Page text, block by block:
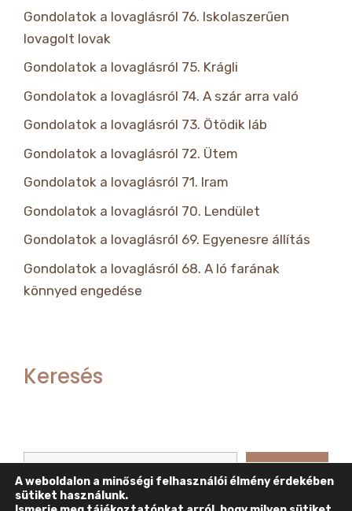
Gondolatok a lovaglásról 76. Iskolaszerűen
lovagolt lovak
Gondolatok a lovaglásról 75. Krágli
Gondolatok a lovaglásról 74. A szár arra való
Gondolatok a lovaglásról 73. Ötödik láb
Gondolatok a lovaglásról 72. Ütem
Gondolatok a lovaglásról 71. Iram
Gondolatok a lovaglásról 70. Lendület
Gondolatok a lovaglásról 69. Egyenesre állítás
Gondolatok a lovaglásról 68. A ló farának
könnyed engedése
Keresés
Keresés
A weboldalon a minőségi felhasználói élmény érdekében
sütiket használunk.